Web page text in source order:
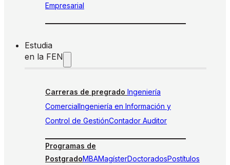
Empresarial
Estudia
en la FEN
Carreras de pregrado Ingeniería
ComercialIngeniería en Información y
Control de GestiónContador Auditor
Programas de
PostgradoMBAMagísterDoctoradosPostítulos